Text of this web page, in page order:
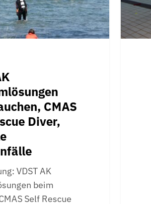
CMAS
Diver,
VDST AK
beim
Self Rescue
Apnoe